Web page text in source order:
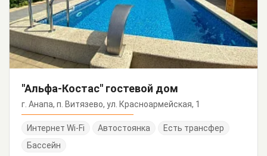
"Альфа-Костас" гостевой дом
г. Анапа, п. Витязево, ул. Красноармейская, 1
Интернет Wi-Fi Автостоянка
Есть трансфер
Бассейн